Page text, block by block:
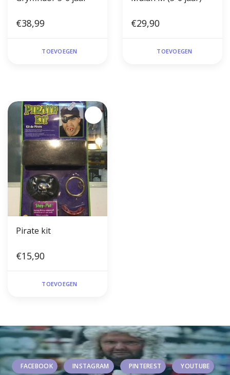
€38,99
TOEVOEGEN
€29,90
TOEVOEGEN
Pirate kit
€15,90
TOEVOEGEN
FACEBOOK INSTAGRAM PINTEREST YOUTUBE